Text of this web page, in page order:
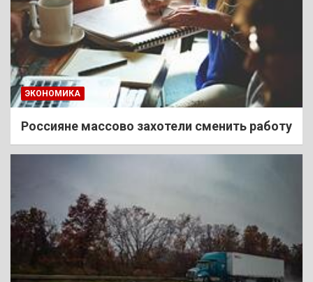
ЭКОНОМИКА
Россияне массово захотели сменить работу